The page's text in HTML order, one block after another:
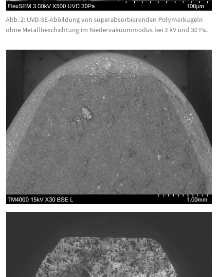
Abb. 2: UVD-SE-Abbildung von superabsorbierenden Polymerkugeln
ohne Metallbeschichtung im Niedervakuummodus bei 3 kV und 30 Pa.